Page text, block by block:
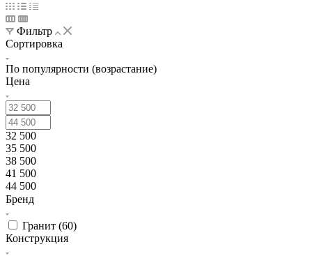
Фильтр
Сортировка
По популярности (возрастание)
Цена
32 500
35 500
38 500
41 500
44 500
Бренд
Гранит (60)
Конструкция